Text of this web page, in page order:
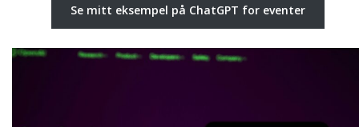
Se mitt eksempel på ChatGPT for eventer